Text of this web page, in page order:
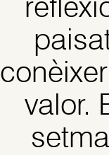
valor.